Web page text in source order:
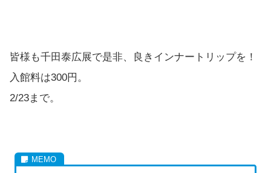
皆様も千田泰広展で是非、良きインナートリップを！
入館料は300円。
2/23まで。